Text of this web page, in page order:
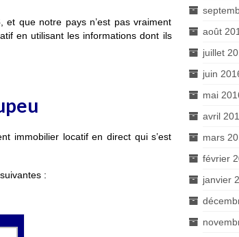
que notre pays n’est pas vraiment
en utilisant les informations dont ils
immobilier locatif en direct qui s’est
:
août
juillet
juin
mai
avril
mars
février
janvier